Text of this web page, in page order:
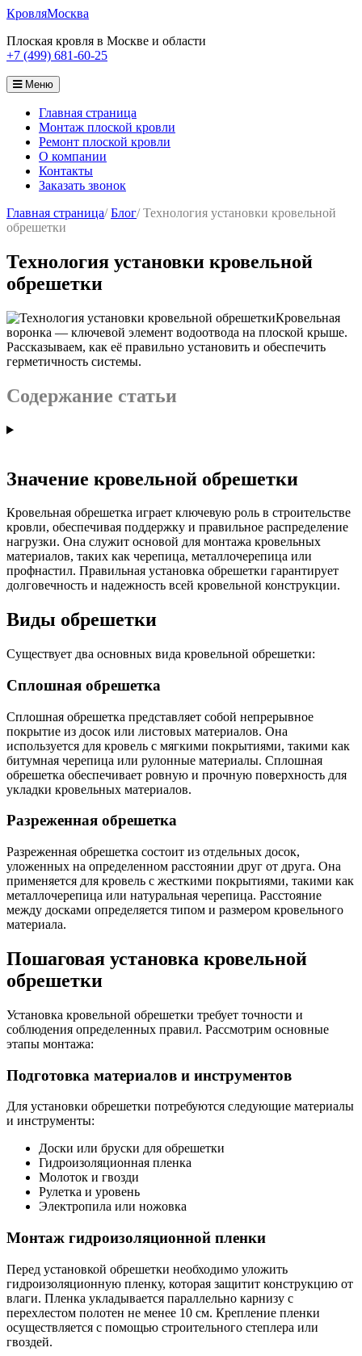
КровляМосква
Плоская кровля в Москве и области
+7 (499) 681-60-25
Меню
Главная страница
Монтаж плоской кровли
Ремонт плоской кровли
О компании
Контакты
Заказать звонок
Главная страница/Блог/Технология установки кровельной
обрешетки
Технология установки кровельной
обрешетки
Кровельная
воронка — ключевой элемент водоотвода на плоской крыше.
Рассказываем, как её правильно установить и обеспечить
герметичность системы.
Содержание статьи
Значение кровельной обрешетки
Кровельная обрешетка играет ключевую роль в строительстве
кровли, обеспечивая поддержку и правильное распределение
нагрузки. Она служит основой для монтажа кровельных
материалов, таких как черепица, металлочерепица или
профнастил. Правильная установка обрешетки гарантирует
долговечность и надежность всей кровельной конструкции.
Виды обрешетки
Существует два основных вида кровельной обрешетки:
Сплошная обрешетка
Сплошная обрешетка представляет собой непрерывное
покрытие из досок или листовых материалов. Она
используется для кровель с мягкими покрытиями, такими как
битумная черепица или рулонные материалы. Сплошная
обрешетка обеспечивает ровную и прочную поверхность для
укладки кровельных материалов.
Разреженная обрешетка
Разреженная обрешетка состоит из отдельных досок,
уложенных на определенном расстоянии друг от друга. Она
применяется для кровель с жесткими покрытиями, такими как
металлочерепица или натуральная черепица. Расстояние
между досками определяется типом и размером кровельного
материала.
Пошаговая установка кровельной
обрешетки
Установка кровельной обрешетки требует точности и
соблюдения определенных правил. Рассмотрим основные
этапы монтажа:
Подготовка материалов и инструментов
Для установки обрешетки потребуются следующие материалы
и инструменты:
Доски или бруски для обрешетки
Гидроизоляционная пленка
Молоток и гвозди
Рулетка и уровень
Электропила или ножовка
Монтаж гидроизоляционной пленки
Перед установкой обрешетки необходимо уложить
гидроизоляционную пленку, которая защитит конструкцию от
влаги. Пленка укладывается параллельно карнизу с
перехлестом полотен не менее 10 см. Крепление пленки
осуществляется с помощью строительного степлера или
гвоздей.